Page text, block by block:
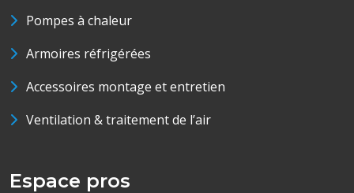
Pompes à chaleur
Armoires réfrigérées
Accessoires montage et entretien
Ventilation & traitement de l’air
Espace pros